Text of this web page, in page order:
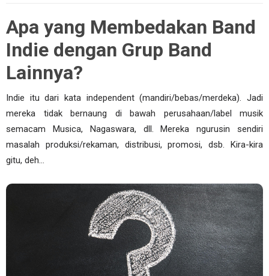
Apa yang Membedakan Band
Indie dengan Grup Band
Lainnya?
Indie itu dari kata independent (mandiri/bebas/merdeka). Jadi
mereka tidak bernaung di bawah perusahaan/label musik
semacam Musica, Nagaswara, dll. Mereka ngurusin sendiri
masalah produksi/rekaman, distribusi, promosi, dsb. Kira-kira
gitu, deh…